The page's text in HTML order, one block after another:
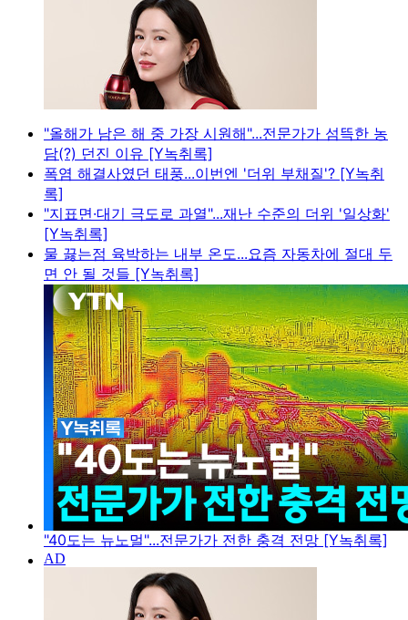
"올해가 남은 해 중 가장 시원해"...전문가가 섬뜩한 농
담(?) 던진 이유 [Y녹취록]
폭염 해결사였던 태풍...이번엔 '더위 부채질'? [Y녹취
록]
"지표면·대기 극도로 과열"...재난 수준의 더위 '일상화'
[Y녹취록]
물 끓는점 육박하는 내부 온도...요즘 자동차에 절대 두
면 안 될 것들 [Y녹취록]
"40도는 뉴노멀"...전문가가 전한 충격 전망 [Y녹취록]